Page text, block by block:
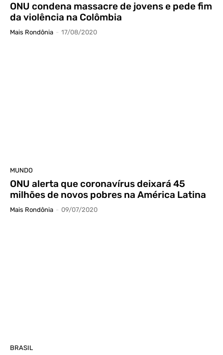
ONU condena massacre de jovens e pede fim
da violência na Colômbia
Mais Rondônia - 17/08/2020
MUNDO
ONU alerta que coronavírus deixará 45
milhões de novos pobres na América Latina
Mais Rondônia - 09/07/2020
BRASIL